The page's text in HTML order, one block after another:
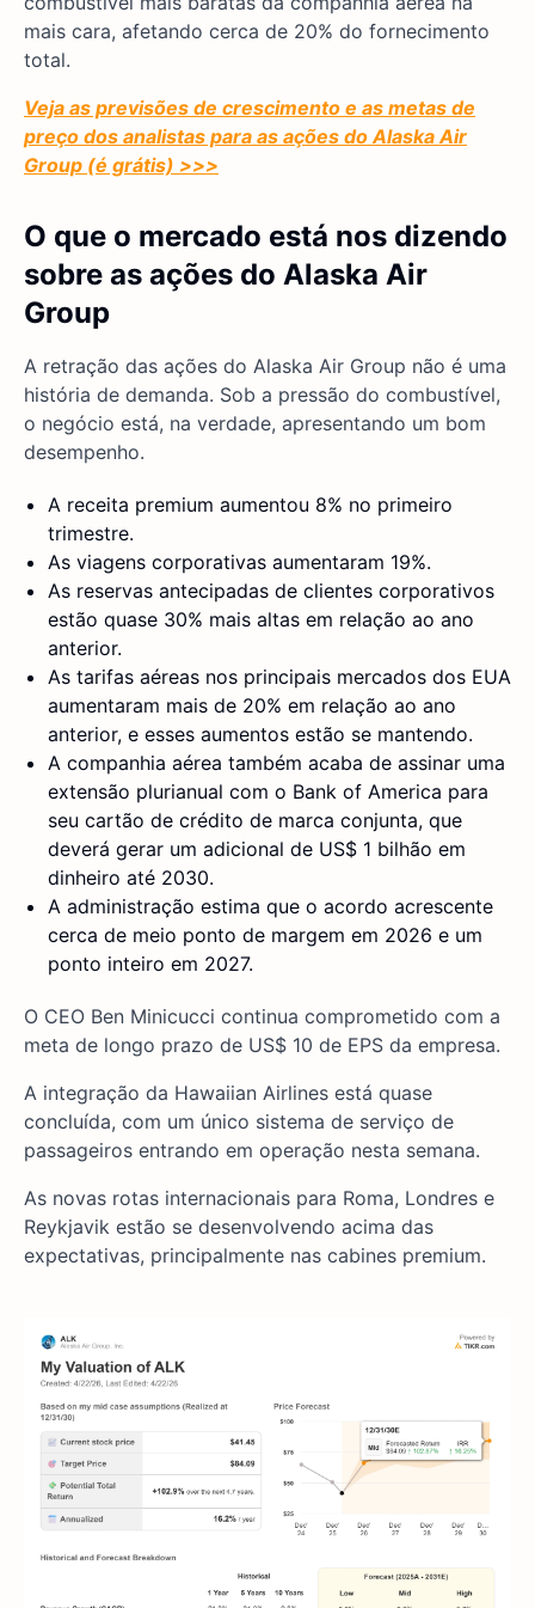
mais cara, afetando cerca de 20% do fornecimento
total.
Veja as previsões de crescimento e as metas de
preço dos analistas para as ações do Alaska Air
Group (é grátis) >>>
O que o mercado está nos dizendo
sobre as ações do Alaska Air
Group
A retração das ações do Alaska Air Group não é uma
história de demanda. Sob a pressão do combustível,
o negócio está, na verdade, apresentando um bom
desempenho.
A receita premium aumentou 8% no primeiro
trimestre.
As viagens corporativas aumentaram 19%.
As reservas antecipadas de clientes corporativos
estão quase 30% mais altas em relação ao ano
anterior.
As tarifas aéreas nos principais mercados dos EUA
aumentaram mais de 20% em relação ao ano
anterior, e esses aumentos estão se mantendo.
A companhia aérea também acaba de assinar uma
extensão plurianual com o Bank of America para
seu cartão de crédito de marca conjunta, que
deverá gerar um adicional de US$ 1 bilhão em
dinheiro até 2030.
A administração estima que o acordo acrescente
cerca de meio ponto de margem em 2026 e um
ponto inteiro em 2027.
O CEO Ben Minicucci continua comprometido com a
meta de longo prazo de US$ 10 de EPS da empresa.
A integração da Hawaiian Airlines está quase
concluída, com um único sistema de serviço de
passageiros entrando em operação nesta semana.
As novas rotas internacionais para Roma, Londres e
Reykjavik estão se desenvolvendo acima das
expectativas, principalmente nas cabines premium.